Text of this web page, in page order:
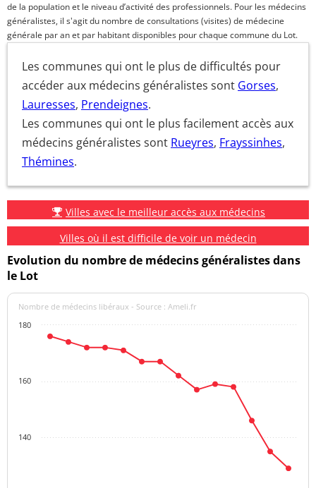
de la population et le niveau d’activité des professionnels. Pour les médecins
généralistes, il s'agit du nombre de consultations (visites) de médecine
générale par an et par habitant disponibles pour chaque commune du Lot.
Les communes qui ont le plus de difficultés pour
accéder aux médecins généralistes sont Gorses,
Lauresses, Prendeignes.
Les communes qui ont le plus facilement accès aux
médecins généralistes sont Rueyres, Frayssinhes,
Thémines.
Villes avec le meilleur accès aux médecins
Villes où il est difficile de voir un médecin
Evolution du nombre de médecins généralistes dans
le Lot
Nombre de médecins libéraux - Source : Ameli.fr
140
160
180